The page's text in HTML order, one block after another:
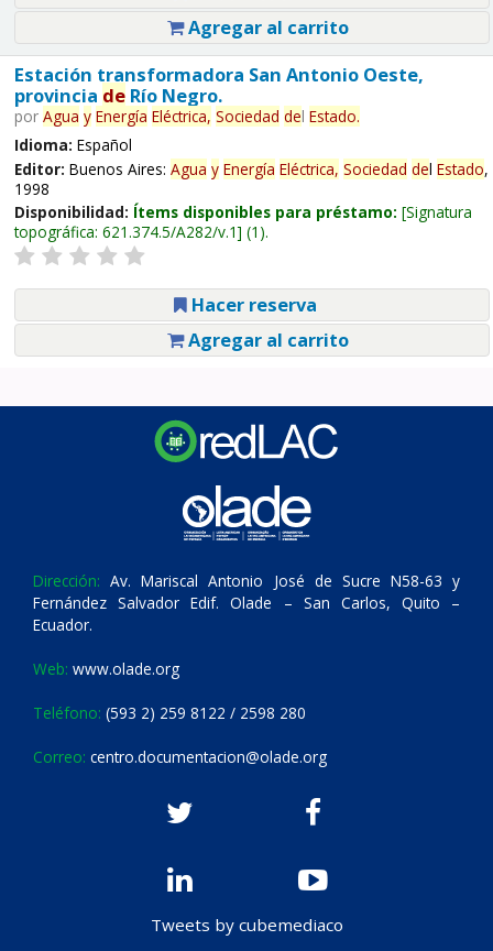
Agregar al carrito
Estación transformadora San Antonio Oeste,
provincia deRío Negro.
por Agua y Energía Eléctrica, Sociedad del Estado.
Idioma: Español
Editor: Buenos Aires: Agua y Energía Eléctrica, Sociedad del Estado,
1998
Disponibilidad: Ítems disponibles para préstamo: Signatura
topográfica: 621.374.5/A282/v.1 (1).
Hacer reserva
Agregar al carrito
Dirección: Av. Mariscal Antonio José de Sucre N58-63 y
Fernández Salvador Edif. Olade – San Carlos, Quito –
Ecuador.
Web: www.olade.org
Teléfono: (593 2) 259 8122 / 2598 280
Correo: centro.documentacion@olade.org
Tweets by cubemediaco